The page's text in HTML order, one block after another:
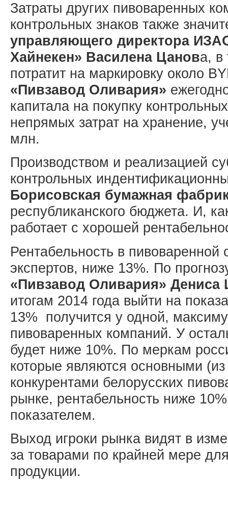
Затраты других пивоваренных
контрольных знаков также
управляющего директора
Хайнекен» Василена Цанова, в
потратит на маркировку около
«Пивзавод Оливария»
капитала на покупку
непрямых затрат на хранение,
млн.
Производством и реализацией
контрольных
Борисовская бумажная
республиканского бюджета. И,
работает с хорошей
Рентабельность в пивоваренной
экспертов, ниже 13%. По
«Пивзавод Оливария» Дениса
итогам 2014 года выйти на
13% получится у одной,
пивоваренных компаний. У
будет ниже 10%. По меркам
которые являются основными
конкурентами белорусских
рынке, рентабельность ниже
показателем.
Выход игроки рынка видят в
за товарами по крайней мере
продукции.